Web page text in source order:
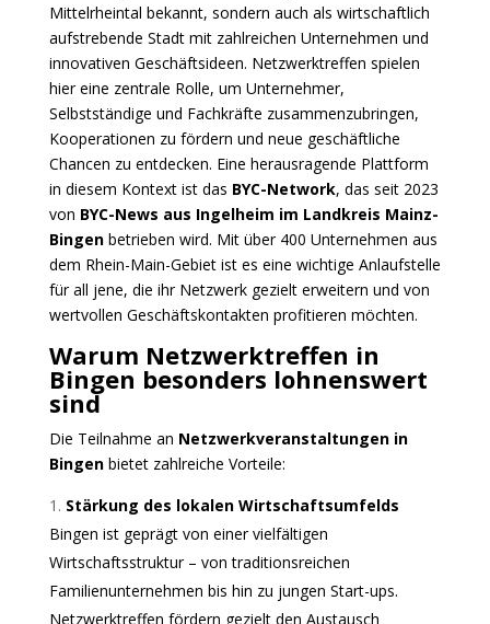
Mittelrheintal bekannt, sondern auch als wirtschaftlich
aufstrebende Stadt mit zahlreichen Unternehmen und
innovativen Geschäftsideen. Netzwerktreffen spielen
hier eine zentrale Rolle, um Unternehmer,
Selbstständige und Fachkräfte zusammenzubringen,
Kooperationen zu fördern und neue geschäftliche
Chancen zu entdecken. Eine herausragende Plattform
in diesem Kontext ist das BYC-Network, das seit 2023
von BYC-News aus Ingelheim im Landkreis Mainz-
Bingenbetrieben wird. Mit über 400 Unternehmen aus
dem Rhein-Main-Gebiet ist es eine wichtige Anlaufstelle
für all jene, die ihr Netzwerk gezielt erweitern und von
wertvollen Geschäftskontakten profitieren möchten.
Warum Netzwerktreffen in
Bingen besonders lohnenswert
sind
Die Teilnahme an Netzwerkveranstaltungen in
Bingenbietet zahlreiche Vorteile:
Stärkung des lokalen Wirtschaftsumfelds
Bingen ist geprägt von einer vielfältigen
Wirtschaftsstruktur – von traditionsreichen
Familienunternehmen bis hin zu jungen Start-ups.
Netzwerktreffen fördern gezielt den Austausch